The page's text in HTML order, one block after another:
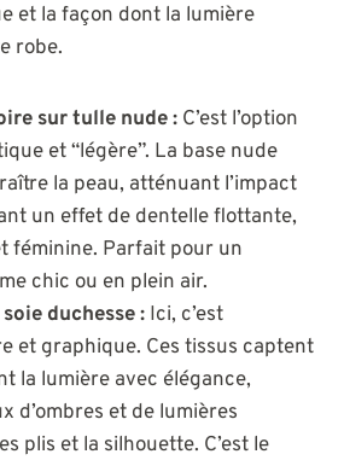
et la façon dont la lumière
robe.
sur tulle nude : C’est l’option
et “légère”. La base nude
la peau, atténuant l’impact
un effet de dentelle flottante,
féminine. Parfait pour un
chic ou en plein air.
duchesse : Ici, c’est
et graphique. Ces tissus captent
la lumière avec élégance,
d’ombres et de lumières
plis et la silhouette. C’est le